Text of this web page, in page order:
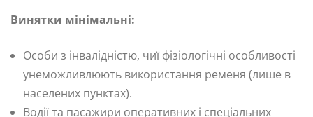
Винятки мінімальні:
Особи з інвалідністю, чиї фізіологічні особливості
унеможливлюють використання ременя (лише в
населених пунктах).
Водії та пасажири оперативних і спеціальних